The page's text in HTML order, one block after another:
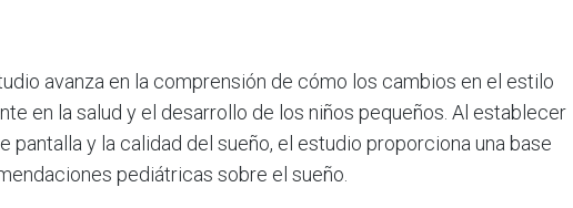
avanza en la comprensión de cómo los cambios en el estilo
en la salud y el desarrollo de los niños pequeños. Al establecer
pantalla y la calidad del sueño, el estudio proporciona una base
pediátricas sobre el sueño.